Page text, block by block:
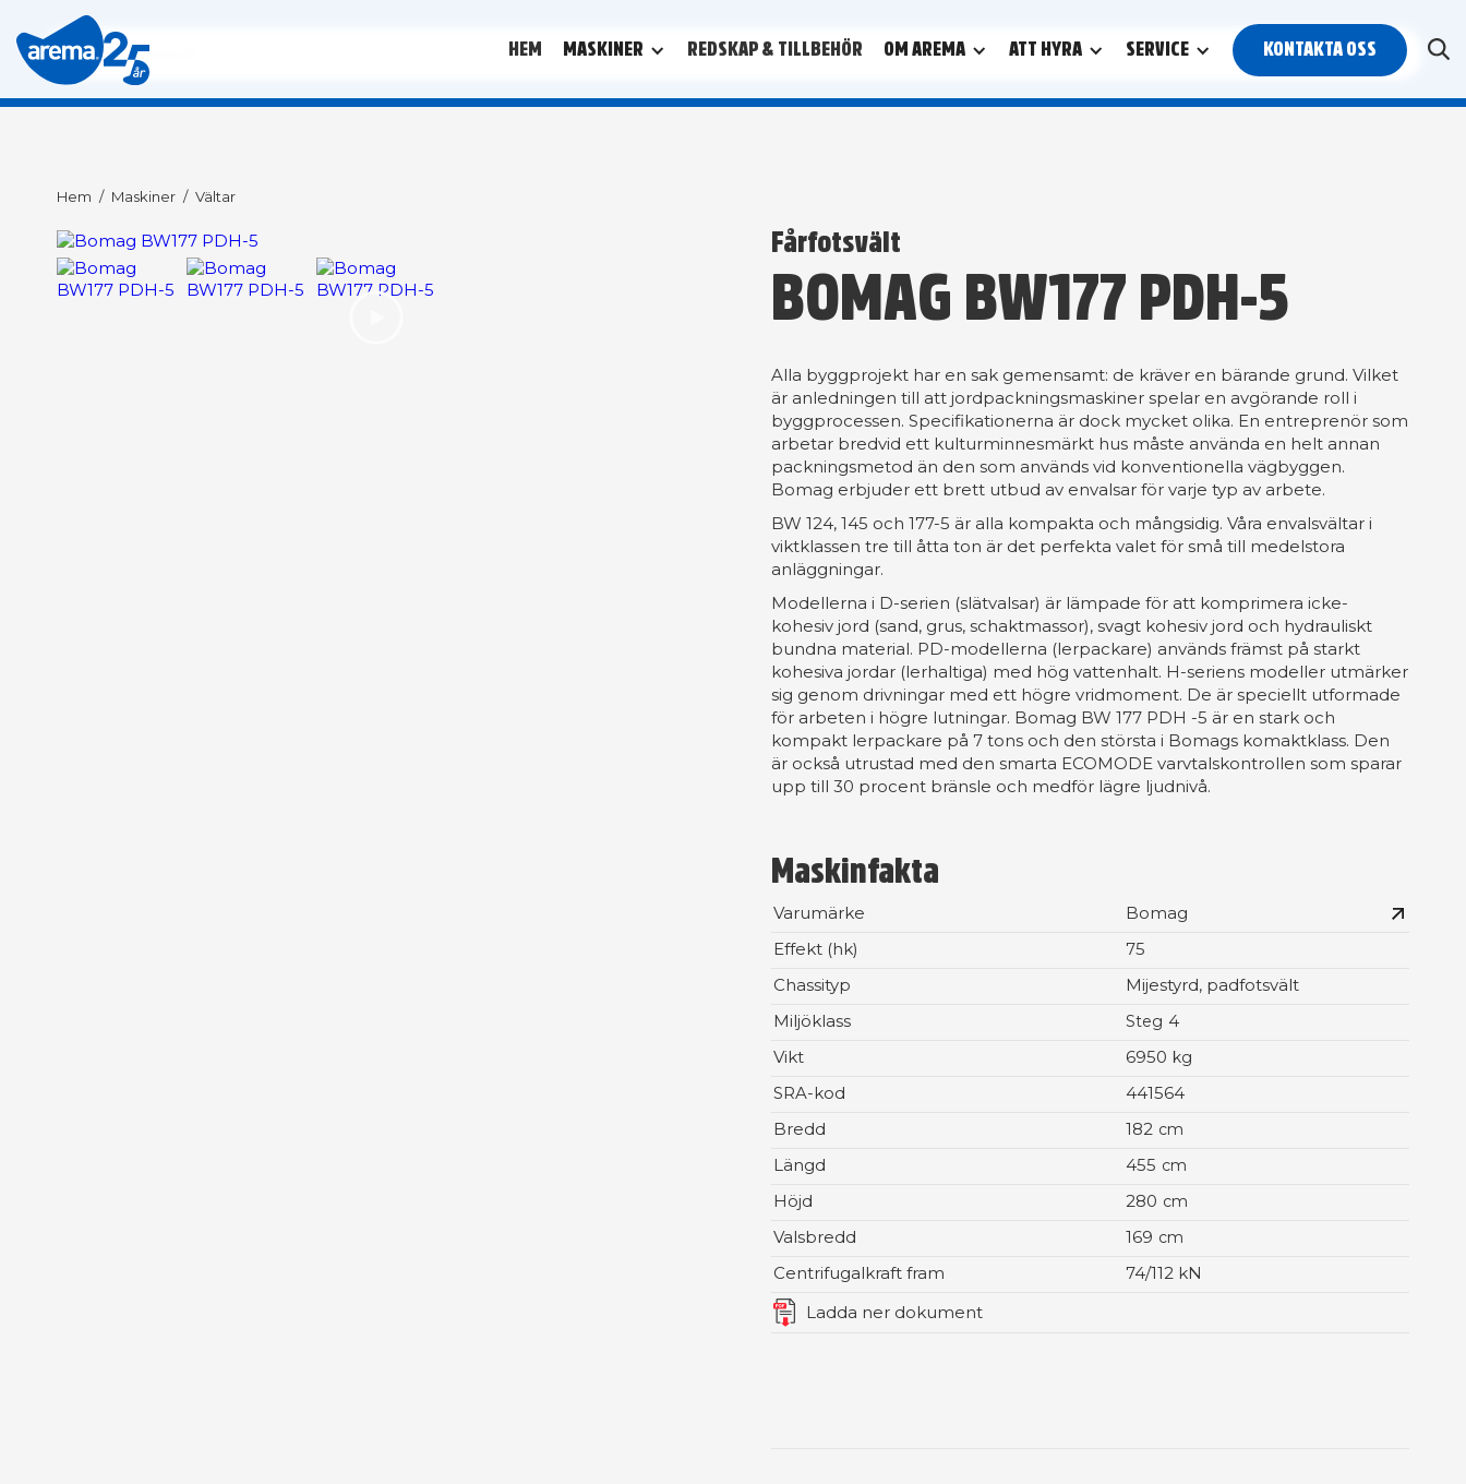
HEM MASKINER REDSKAP & TILLBEHÖR OM AREMA ATT HYRA SERVICE KONTAKTA OSS
Hem / Maskiner / Vältar
Fårfotsvält
BOMAG BW177 PDH-5
Alla byggprojekt har en sak gemensamt: de kräver en bärande grund. Vilket
är anledningen till att jordpackningsmaskiner spelar en avgörande roll i
byggprocessen. Specifikationerna är dock mycket olika. En entreprenör som
arbetar bredvid ett kulturminnesmärkt hus måste använda en helt annan
packningsmetod än den som används vid konventionella vägbyggen.
Bomag erbjuder ett brett utbud av envalsar för varje typ av arbete.
BW 124, 145 och 177-5 är alla kompakta och mångsidig. Våra envalsvältar i
viktklassen tre till åtta ton är det perfekta valet för små till medelstora
anläggningar.
Modellerna i D-serien (slätvalsar) är lämpade för att komprimera icke-
kohesiv jord (sand, grus, schaktmassor), svagt kohesiv jord och hydrauliskt
bundna material. PD-modellerna (lerpackare) används främst på starkt
kohesiva jordar (lerhaltiga) med hög vattenhalt. H-seriens modeller utmärker
sig genom drivningar med ett högre vridmoment. De är speciellt utformade
för arbeten i högre lutningar. Bomag BW 177 PDH -5 är en stark och
kompakt lerpackare på 7 tons och den största i Bomags komaktklass. Den
är också utrustad med den smarta ECOMODE varvtalskontrollen som sparar
upp till 30 procent bränsle och medför lägre ljudnivå.
Maskinfakta
Varumärke
Bomag
Effekt (hk)
75
Chassityp
Mijestyrd, padfotsvält
Miljöklass
Steg 4
Vikt
6950 kg
SRA-kod
441564
Bredd
182 cm
Längd 455 cm
Höjd 280 cm
Valsbredd 169 cm
Centrifugalkraft fram
74/112 kN
Ladda ner dokument